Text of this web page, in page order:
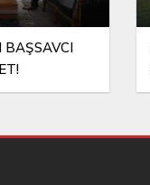
BAŞSAVCI